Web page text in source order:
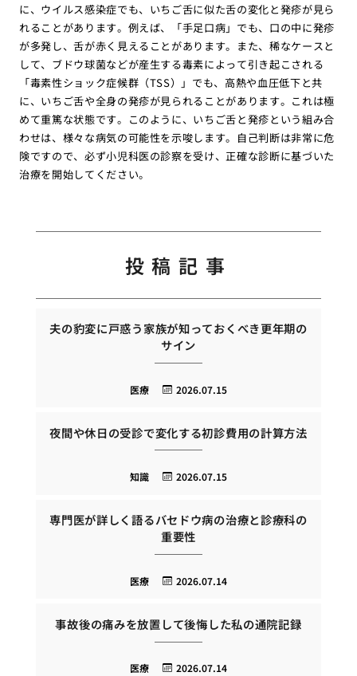
に、ウイルス感染症でも、いちご舌に似た舌の変化と発疹が見ら
れることがあります。例えば、「手足口病」でも、口の中に発疹
が多発し、舌が赤く見えることがあります。また、稀なケースと
して、ブドウ球菌などが産生する毒素によって引き起こされる
「毒素性ショック症候群（TSS）」でも、高熱や血圧低下と共
に、いちご舌や全身の発疹が見られることがあります。これは極
めて重篤な状態です。このように、いちご舌と発疹という組み合
わせは、様々な病気の可能性を示唆します。自己判断は非常に危
険ですので、必ず小児科医の診察を受け、正確な診断に基づいた
治療を開始してください。
投稿記事
夫の豹変に戸惑う家族が知っておくべき更年期の
サイン
2026.07.15
医療
夜間や休日の受診で変化する初診費用の計算方法
2026.07.15
知識
専門医が詳しく語るバセドウ病の治療と診療科の
重要性
2026.07.14
医療
事故後の痛みを放置して後悔した私の通院記録
2026.07.14
医療